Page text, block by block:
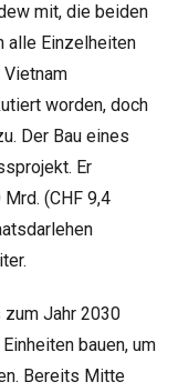
mit, die beiden
alle Einzelheiten
worden, doch
Der Bau eines
Er
(CHF 9,4
Jahr 2030
bauen, um
Bereits Mitte